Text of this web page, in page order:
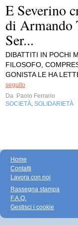
E Severino
di Armando
Ser...
DIBATTITI IN POCHI
FILOSOFO,
GONISTA LE HA
seguito
Da Paolo Ferrario
SOCIETÀ SOLIDARIETÀ
Home
Contatti
Lavora con noi
Rassegna stampa
F.A.Q.
Gestisci i cookie